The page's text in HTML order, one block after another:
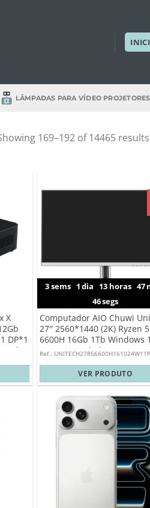
LÂMPADAS PARA VÍDEO PROJETORES
169–192 of 14465 results
X
DP*1
C*1
3sems 1dia 13 horas 47
45segs
Computador AIO Chuwi
27″ 2560*1440 (2K) Ryzen 5
6600H 16Gb 1Tb Windows
Pro Sem Teclado/Rato
Ref.: UNITECH27R56600H161024W11P
VER PRODUTO